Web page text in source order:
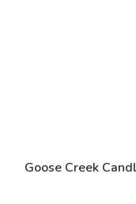
Goose Creek